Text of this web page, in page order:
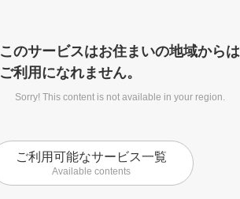
このサービスはお住まいの地域からは
ご利用になれません。
Sorry! This content is not available in your region.
ご利用可能なサービス一覧
Available contents